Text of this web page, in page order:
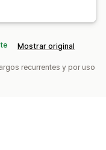
Mostrar original
recurrentes y por uso